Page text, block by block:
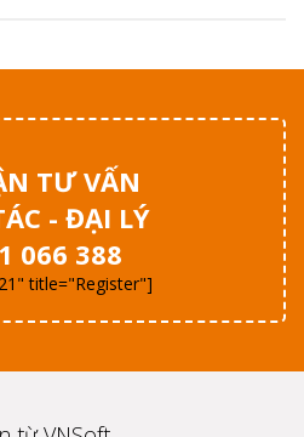
TƯ VẤN
- ĐẠI LÝ
066 388
title="Register"]